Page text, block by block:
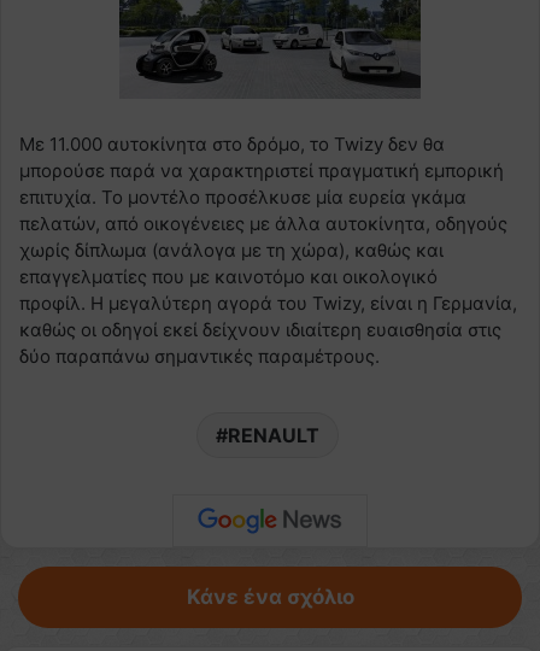
Με 11.000 αυτοκίνητα στο δρόμο, το Twizy δεν θα
μπορούσε παρά να χαρακτηριστεί πραγματική εμπορική
επιτυχία. Το μοντέλο προσέλκυσε μία ευρεία γκάμα
πελατών, από οικογένειες με άλλα αυτοκίνητα, οδηγούς
χωρίς δίπλωμα (ανάλογα με τη χώρα), καθώς και
επαγγελματίες που με καινοτόμο και οικολογικό
προφίλ. Η μεγαλύτερη αγορά του Twizy, είναι η Γερμανία,
καθώς οι οδηγοί εκεί δείχνουν ιδιαίτερη ευαισθησία στις
δύο παραπάνω σημαντικές παραμέτρους.
RENAULT
Κάνε ένα σχόλιο